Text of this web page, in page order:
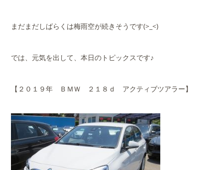
まだまだしばらくは梅雨空が続きそうです(>_<)
では、元気を出して、本日のトピックスです♪
【２０１９年 ＢＭＷ ２１８ｄ アクティブツアラー】